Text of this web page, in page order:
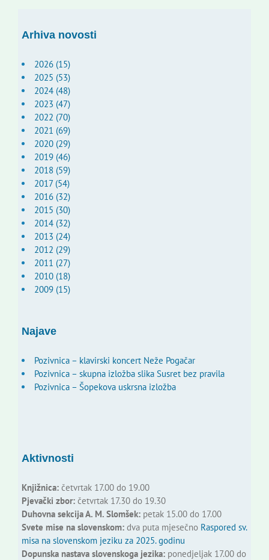
Arhiva novosti
2026 (15)
2025 (53)
2024 (48)
2023 (47)
2022 (70)
2021 (69)
2020 (29)
2019 (46)
2018 (59)
2017 (54)
2016 (32)
2015 (30)
2014 (32)
2013 (24)
2012 (29)
2011 (27)
2010 (18)
2009 (15)
Najave
Pozivnica – klavirski koncert Neže Pogačar
Pozivnica – skupna izložba slika Susret bez pravila
Pozivnica – Šopekova uskrsna izložba
Aktivnosti
Knjižnica:četvrtak 17.00 do 19.00
Pjevački zbor:četvrtak 17.30 do 19.30
Duhovna sekcija A. M. Slomšek:petak 15.00 do 17.00
Svete mise na slovenskom:dva puta mjesečno Raspored sv.
misa na slovenskom jeziku za 2025. godinu
Dopunska nastava slovenskoga jezika:ponedjeljak 17.00 do